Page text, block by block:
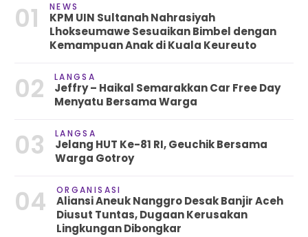
01 NEWS
KPM UIN Sultanah Nahrasiyah
Lhokseumawe Sesuaikan Bimbel dengan
Kemampuan Anak di Kuala Keureuto
02 LANGSA
Jeffry – Haikal Semarakkan Car Free Day
Menyatu Bersama Warga
03 LANGSA
Jelang HUT Ke-81 RI, Geuchik Bersama
Warga Gotroy
04 ORGANISASI
Aliansi Aneuk Nanggro Desak Banjir Aceh
Diusut Tuntas, Dugaan Kerusakan
Lingkungan Dibongkar